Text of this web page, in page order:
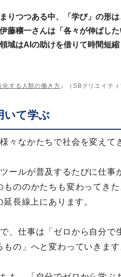
りつつある中、「学び」の形は
藤穰一さんは「各々が伸ばし
域はAIの助けを借りて時間短
する人類の働き方』（SBクリエイテ
いて学ぶ
々なかたちで社会を変えて
ールが普及するたびに仕事
ののかたちも変わってき
長線上にあります。
、仕事は「ゼロから自分で
の」へと変わっていきます